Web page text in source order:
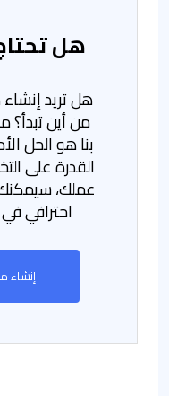
هل
هل تريد
من أين
بنا هو الحل
القدرة على
عملك،
احترافي
إنشاء